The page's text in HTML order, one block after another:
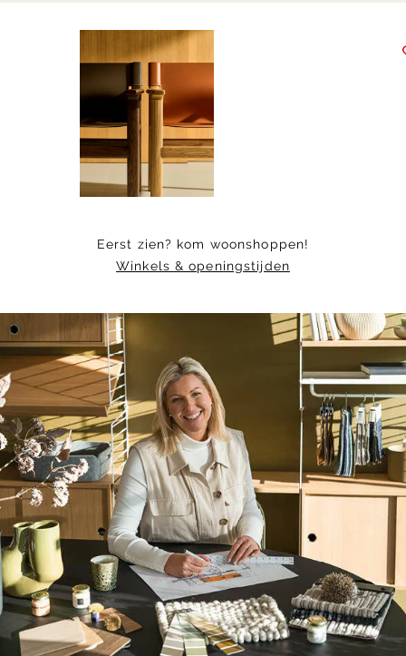
Eerst zien? kom woonshoppen!
Winkels & openingstijden